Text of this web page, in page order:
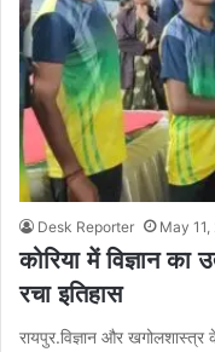
Desk Reporter May
कोरिया में विज्ञान का
रचा इतिहास
रायपुर.विज्ञान और खगोलशास्त्र